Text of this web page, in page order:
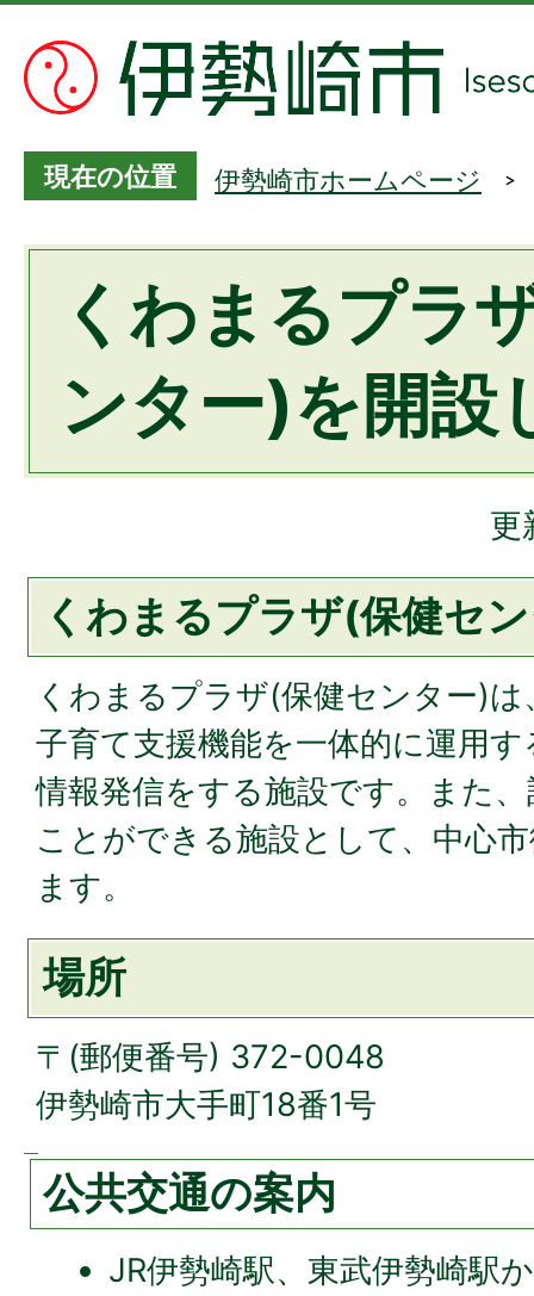
現在の位置 伊勢崎市ホームページ
くわまるプラ
ンター)を開設
更
くわまるプラザ(保健セ
くわまるプラザ(保健センター)
子育て支援機能を一体的に運用
情報発信をする施設です。また
ことができる施設として、中心
ます。
場所
〒(郵便番号) 372-0048
伊勢崎市大手町18番1号
公共交通の案内
JR伊勢崎駅、東武伊勢崎駅